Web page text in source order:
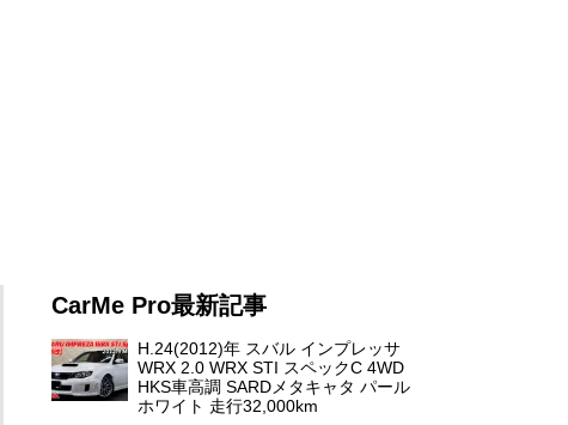
CarMe Pro最新記事
H.24(2012)年 スバル インプレッサ
WRX 2.0 WRX STI スペックC 4WD
HKS車高調 SARDメタキャタ パール
ホワイト 走行32,000km